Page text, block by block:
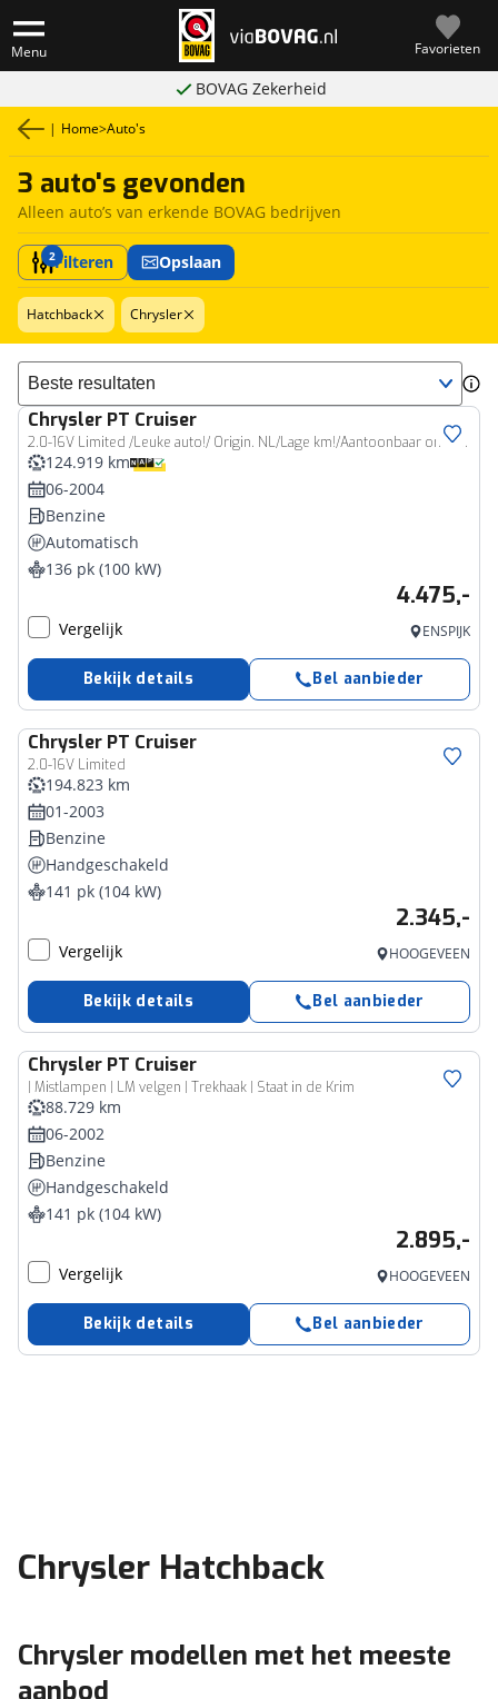
Menu Favorieten
BOVAG Zekerheid
| Home>Auto's
3 auto's gevonden
Alleen auto’s van erkende BOVAG bedrijven
2Filteren Opslaan
Hatchback Chrysler
Sorteer resultaten
Chrysler PT Cruiser
2.0-16V Limited /Leuke auto!/ Origin. NL/Lage km!/Aantoonbaar onderhoud/
124.919 km
06-2004
Benzine
Automatisch
136 pk (100 kW)
4.475,-
Vergelijk ENSPIJK
Bekijk details Bel aanbieder
Chrysler PT Cruiser
2.0-16V Limited
194.823 km
01-2003
Benzine
Handgeschakeld
141 pk (104 kW)
2.345,-
Vergelijk HOOGEVEEN
Bekijk details Bel aanbieder
Chrysler PT Cruiser
| Mistlampen | LM velgen | Trekhaak | Staat in de Krim
88.729 km
06-2002
Benzine
Handgeschakeld
141 pk (104 kW)
2.895,-
Vergelijk HOOGEVEEN
Bekijk details Bel aanbieder
Chrysler Hatchback
Chrysler modellen met het meeste
aanbod